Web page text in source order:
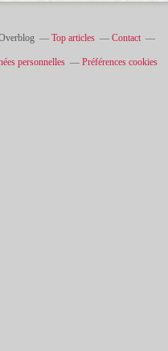
Top articles Contact
personnelles Préférences cookies